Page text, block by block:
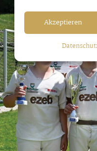
Akzeptieren